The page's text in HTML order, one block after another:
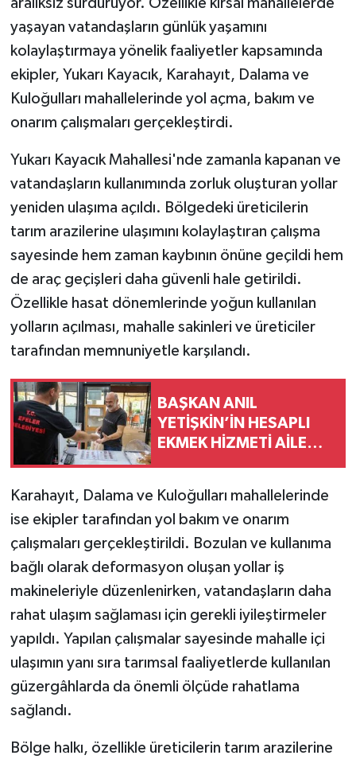
aralıksız sürdürüyor. Özellikle kırsal mahallelerde
yaşayan vatandaşların günlük yaşamını
kolaylaştırmaya yönelik faaliyetler kapsamında
ekipler, Yukarı Kayacık, Karahayıt, Dalama ve
Kuloğulları mahallelerinde yol açma, bakım ve
onarım çalışmaları gerçekleştirdi.
Yukarı Kayacık Mahallesi'nde zamanla kapanan ve
vatandaşların kullanımında zorluk oluşturan yollar
yeniden ulaşıma açıldı. Bölgedeki üreticilerin
tarım arazilerine ulaşımını kolaylaştıran çalışma
sayesinde hem zaman kaybının önüne geçildi hem
de araç geçişleri daha güvenli hale getirildi.
Özellikle hasat dönemlerinde yoğun kullanılan
yolların açılması, mahalle sakinleri ve üreticiler
tarafından memnuniyetle karşılandı.
BAŞKAN ANIL
YETİŞKİN’İN HESAPLI
EKMEK HİZMETİ AİLE
Karahayıt, Dalama ve Kuloğulları mahallelerinde
ise ekipler tarafından yol bakım ve onarım
çalışmaları gerçekleştirildi. Bozulan ve kullanıma
bağlı olarak deformasyon oluşan yollar iş
makineleriyle düzenlenirken, vatandaşların daha
rahat ulaşım sağlaması için gerekli iyileştirmeler
yapıldı. Yapılan çalışmalar sayesinde mahalle içi
ulaşımın yanı sıra tarımsal faaliyetlerde kullanılan
güzergâhlarda da önemli ölçüde rahatlama
sağlandı.
Bölge halkı, özellikle üreticilerin tarım arazilerine